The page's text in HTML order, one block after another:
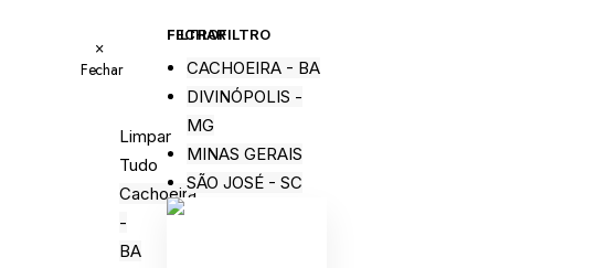
×
Fechar
Limpar
Tudo
Cachoeira
-
BA
FECHAR FILTROFILTRO
CACHOEIRA - BA
DIVINÓPOLIS -
MG
MINAS GERAIS
SÃO JOSÉ - SC